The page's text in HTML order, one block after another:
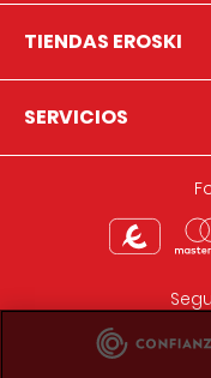
TIENDAS EROSKI
SERVICIOS